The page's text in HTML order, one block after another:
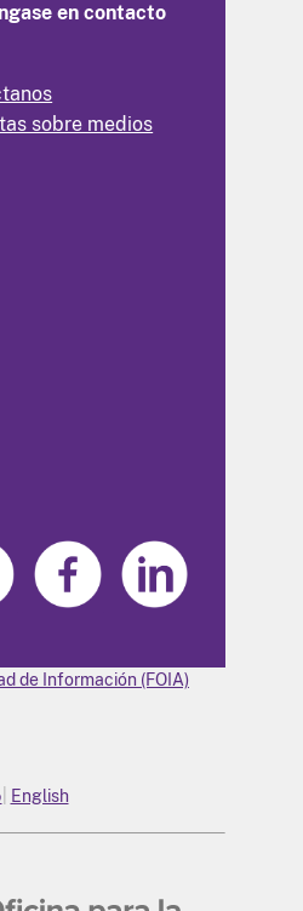
en contacto
sobre medios
de Información (FOIA)
English